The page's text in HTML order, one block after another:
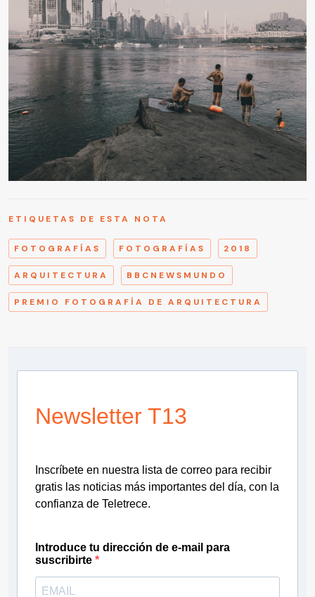
ETIQUETAS DE ESTA NOTA
FOTOGRAFÍAS FOTOGRAFÍAS 2018
ARQUITECTURA BBCNEWSMUNDO
PREMIO FOTOGRAFÍA DE ARQUITECTURA
Newsletter T13
Inscríbete en nuestra lista de correo para recibir
gratis las noticias más importantes del día, con la
confianza de Teletrece.
Introduce tu dirección de e-mail para
suscribirte